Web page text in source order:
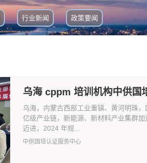
行业新闻 政策要闻
乌海 cppm 培训机构中供国
乌海，内蒙古西部工业重镇、黄河明珠
亿级产业链，新能源、新材料产业集群
迈进，2024 年规...
中供国培认证服务中心